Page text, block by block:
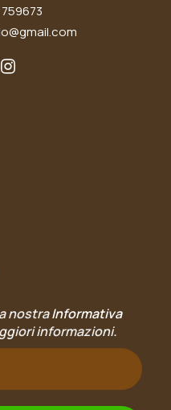
nostraInformativa
informazioni.